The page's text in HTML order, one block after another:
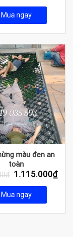
Mua ngay
màu đen an
toàn
₫
Giá
1.200.000₫.
1.115.000₫Giá
hiện
Mua ngay